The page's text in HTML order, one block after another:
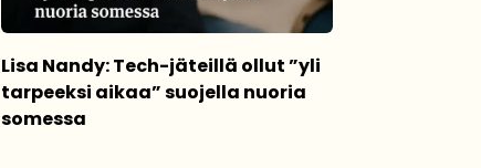
Lisa Nandy: Tech-jäteillä ollut ”yli
tarpeeksi aikaa” suojella nuoria
somessa